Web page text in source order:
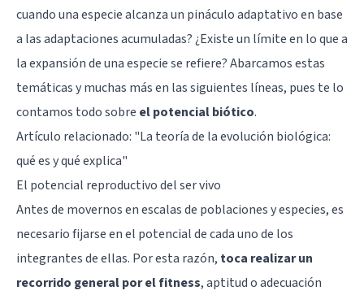
cuando una especie alcanza un pináculo adaptativo en base
a las adaptaciones acumuladas? ¿Existe un límite en lo que a
la expansión de una especie se refiere? Abarcamos estas
temáticas y muchas más en las siguientes líneas, pues te lo
contamos todo sobre el potencial biótico.
Artículo relacionado: "La teoría de la evolución biológica:
qué es y qué explica"
El potencial reproductivo del ser vivo
Antes de movernos en escalas de poblaciones y especies, es
necesario fijarse en el potencial de cada uno de los
integrantes de ellas. Por esta razón, toca realizar un
recorrido general por el fitness, aptitud o adecuación